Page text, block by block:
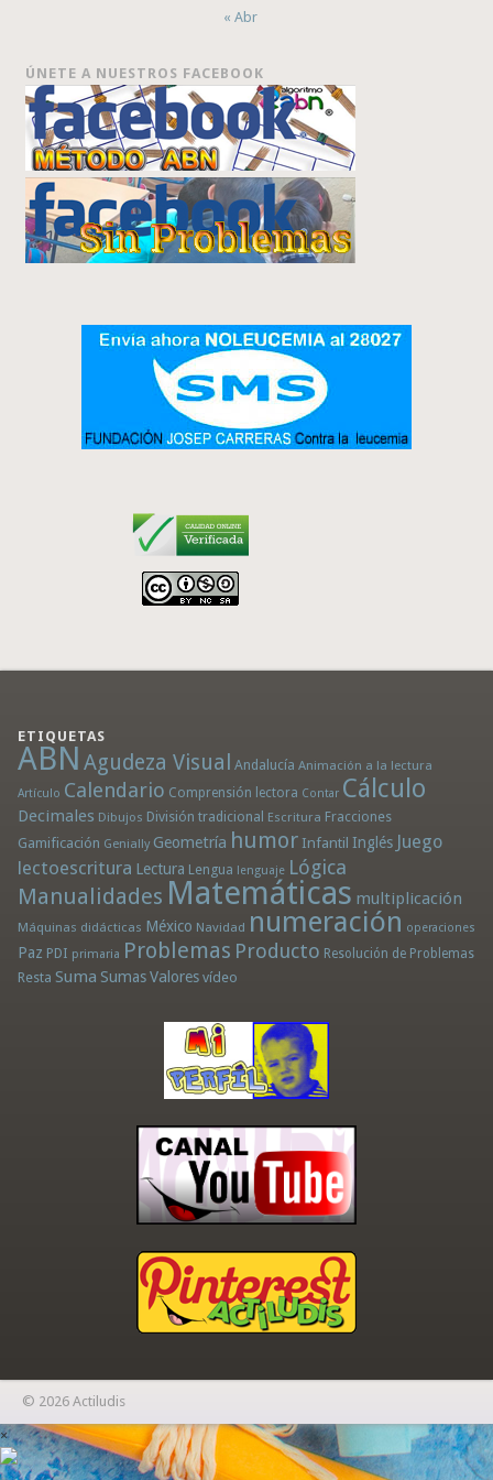
« Abr
ÚNETE A NUESTROS FACEBOOK
ETIQUETAS
ABN Agudeza Visual Andalucía Animación a la lectura
Artículo Calendario Comprensión lectora Contar Cálculo
Decimales Dibujos División tradicional Escritura Fracciones
Gamificación Genially Geometría humor Infantil Inglés Juego
lectoescritura Lectura Lengua lenguaje Lógica
Manualidades Matemáticas multiplicación
Máquinas didácticas México Navidad numeración operaciones
Paz PDI primaria Problemas Producto Resolución de Problemas
Resta Suma Sumas Valores vídeo
© 2026 Actiludis
×